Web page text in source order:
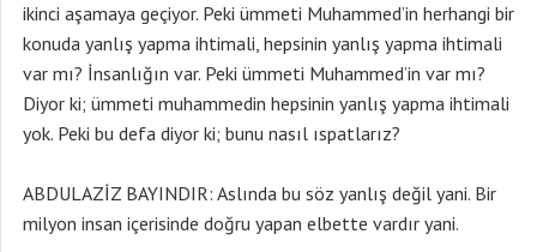
ikinci aşamaya geçiyor. Peki ümmeti Muhammed’in herhangi bir
konuda yanlış yapma ihtimali, hepsinin yanlış yapma ihtimali
var mı? İnsanlığın var. Peki ümmeti Muhammed’in var mı?
Diyor ki; ümmeti muhammedin hepsinin yanlış yapma ihtimali
yok. Peki bu defa diyor ki; bunu nasıl ıspatlarız?
ABDULAZİZ BAYINDIR: Aslında bu söz yanlış değil yani. Bir
milyon insan içerisinde doğru yapan elbette vardır yani.